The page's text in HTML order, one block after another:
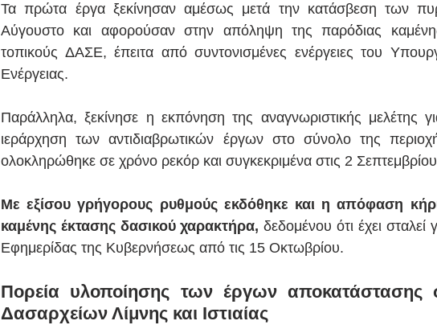
Τα πρώτα έργα ξεκίνησαν αμέσως μετά την κατάσβεση των
Αύγουστο και αφορούσαν στην απόληψη της παρόδιας
τοπικούς ΔΑΣΕ, έπειτα από συντονισμένες ενέργειες του
Ενέργειας.
Παράλληλα, ξεκίνησε η εκπόνηση της αναγνωριστικής μελέτης
ιεράρχηση των αντιδιαβρωτικών έργων στο σύνολο της
ολοκληρώθηκε σε χρόνο ρεκόρ και συγκεκριμένα στις 2
Με εξίσου γρήγορους ρυθμούς εκδόθηκε και η απόφαση
καμένης έκτασης δασικού χαρακτήρα, δεδομένου ότι έχει
Εφημερίδας της Κυβερνήσεως από τις 15 Οκτωβρίου.
Πορεία υλοποίησης των έργων αποκατάστασης
Δασαρχείων Λίμνης και Ιστιαίας